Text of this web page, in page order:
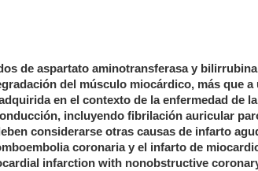
de aspartato aminotransferasa y
del músculo miocárdico, más que
en el contexto de la enfermedad de
incluyendo fibrilación auricular
considerarse otras causas de infarto
coronaria y el infarto de
infarction with nonobstructive